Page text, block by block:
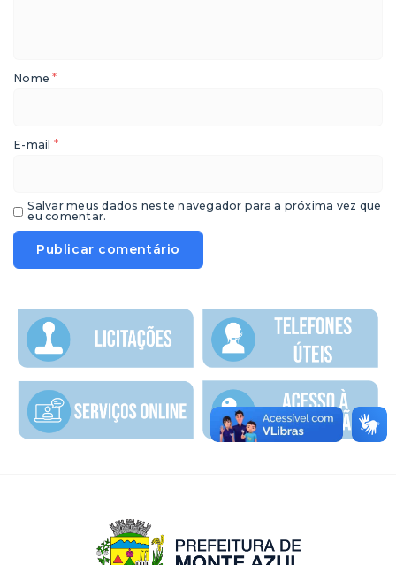
Nome*
E-mail *
Salvar meus dados neste navegador para a próxima vez que
eu comentar.